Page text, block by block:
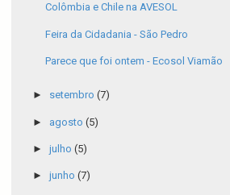
Colômbia e Chile na AVESOL
Feira da Cidadania - São Pedro
Parece que foi ontem - Ecosol Viamão
► setembro (7)
► agosto (5)
► julho (5)
► junho (7)